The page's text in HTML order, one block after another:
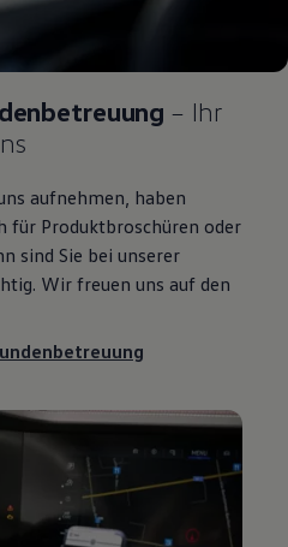
– Ihr
aufnehmen, haben
für Produktbroschüren oder
sind Sie bei unserer
Wir freuen uns auf den